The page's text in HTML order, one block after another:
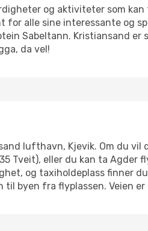
og aktiviteter som
alle sine interessante og
Sabeltann. Kristiansand
da vel!
lufthavn, Kjevik. Om du
Tveit), eller du kan ta Agder
og taxiholdeplass finner
byen fra flyplassen. Veien